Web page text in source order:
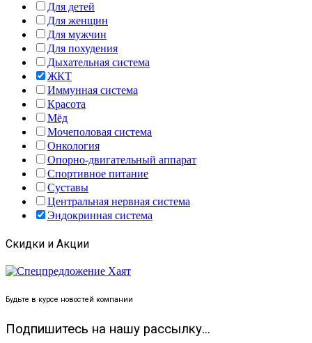
Для детей
Для женщин
Для мужчин
Для похудения
Дыхательная система
ЖКТ
Иммунная система
Красота
Мёд
Мочеполовая система
Онкология
Опорно-двигательный аппарат
Спортивное питание
Суставы
Центральная нервная система
Эндокринная система
Скидки и Акции
Будьте в курсе новостей компании
Подпишитесь на нашу рассылку...